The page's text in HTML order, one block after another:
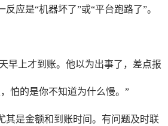
应是“机器坏了”或“平台跑路了”。
早上才到账。他以为出事了，差点报
怕的是你不知道为什么慢。”
其是金额和到账时间。有问题及时联